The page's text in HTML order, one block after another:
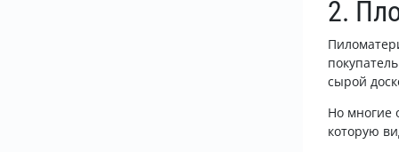
2.
сырой
Но многие
которую